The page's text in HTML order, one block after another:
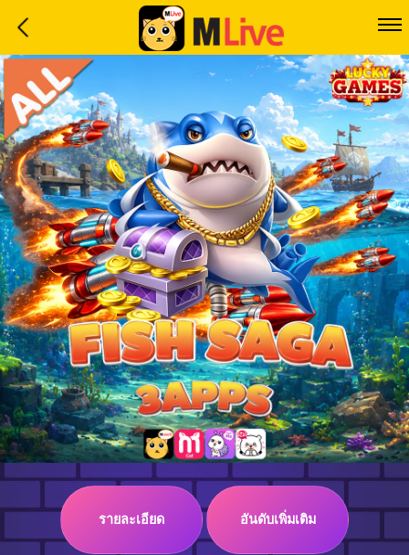
Home
Event
LuckyGame
WinwinCoin
Debit
Mdoll
Help
Support
Language
:
Log in
Top up
รายละเอียด อันดับเพิ่มเติม